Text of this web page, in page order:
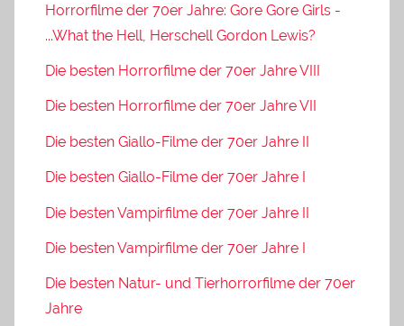
Horrorfilme der 70er Jahre: Gore Gore Girls -
...What the Hell, Herschell Gordon Lewis?
Die besten Horrorfilme der 70er Jahre VIII
Die besten Horrorfilme der 70er Jahre VII
Die besten Giallo-Filme der 70er Jahre II
Die besten Giallo-Filme der 70er Jahre I
Die besten Vampirfilme der 70er Jahre II
Die besten Vampirfilme der 70er Jahre I
Die besten Natur- und Tierhorrorfilme der 70er
Jahre